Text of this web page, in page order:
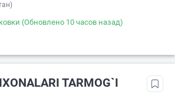
(Обновлено 10 часов назад)
TARMOG`I